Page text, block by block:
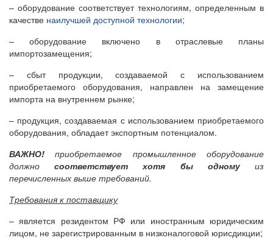
– оборудование соответствует технологиям, определенным в
качестве наилучшей доступной технологии;
– оборудование включено в отраслевые планы
импортозамещения;
– сбыт продукции, создаваемой с использованием
приобретаемого оборудования, направлен на замещение
импорта на внутреннем рынке;
– продукция, создаваемая с использованием приобретаемого
оборудования, обладает экспортным потенциалом.
ВАЖНО!
приобретаемое промышленное оборудование
должносоответствует хотя бы одномуиз
перечисленных выше требований.
Требования к поставщику
– является резидентом РФ или иностранным юридическим
лицом, не зарегистрированным в низконалоговой юрисдикции;